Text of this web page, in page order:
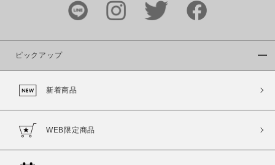
カラー
ピックアップ
新着商品
WEB限定商品